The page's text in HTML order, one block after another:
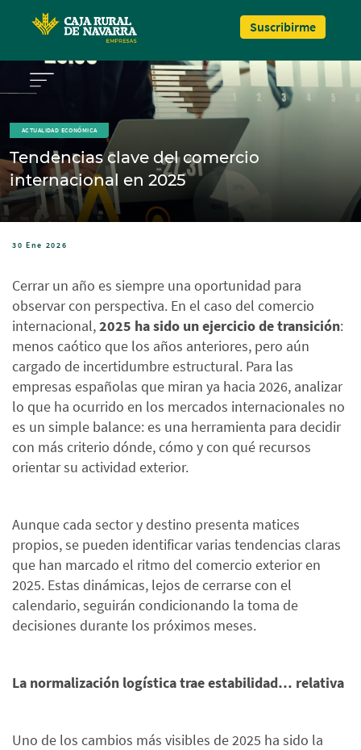
Suscribirme
ACTUALIDAD ECONÓMICA
Tendencias clave del comercio
internacional en 2025
30 Ene 2026
Cerrar un año es siempre una oportunidad para
observar con perspectiva. En el caso del comercio
internacional,2025 ha sido un ejercicio de transición:
menos caótico que los años anteriores, pero aún
cargado de incertidumbre estructural. Para las
empresas españolas que miran ya hacia 2026, analizar
lo que ha ocurrido en los mercados internacionales no
es un simple balance: es una herramienta para decidir
con más criterio dónde, cómo y con qué recursos
orientar su actividad exterior.
Aunque cada sector y destino presenta matices
propios, se pueden identificar varias tendencias claras
que han marcado el ritmo del comercio exterior en
2025. Estas dinámicas, lejos de cerrarse con el
calendario, seguirán condicionando la toma de
decisiones durante los próximos meses.
La normalización logística trae estabilidad… relativa
Uno de los cambios más visibles de 2025 ha sido la